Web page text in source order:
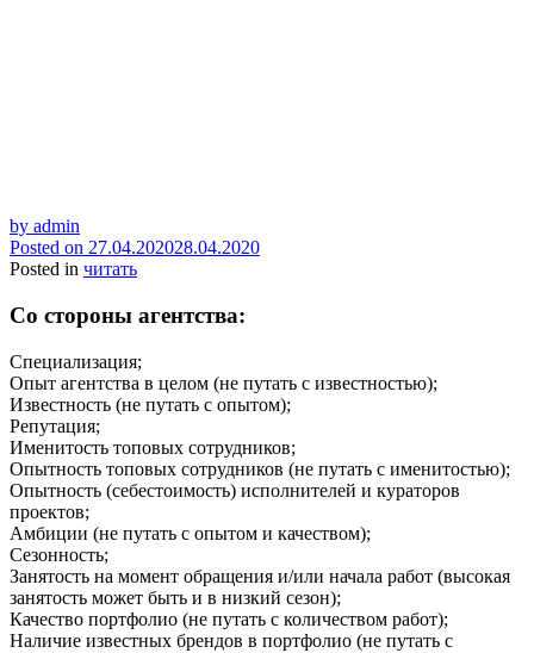
by admin
Posted on 27.04.202028.04.2020
Posted in читать
Со стороны агентства:
Специализация;
Опыт агентства в целом (не путать с известностью);
Известность (не путать с опытом);
Репутация;
Именитость топовых сотрудников;
Опытность топовых сотрудников (не путать с именитостью);
Опытность (себестоимость) исполнителей и кураторов
проектов;
Амбиции (не путать с опытом и качеством);
Сезонность;
Занятость на момент обращения и/или начала работ (высокая
занятость может быть и в низкий сезон);
Качество портфолио (не путать с количеством работ);
Наличие известных брендов в портфолио (не путать с